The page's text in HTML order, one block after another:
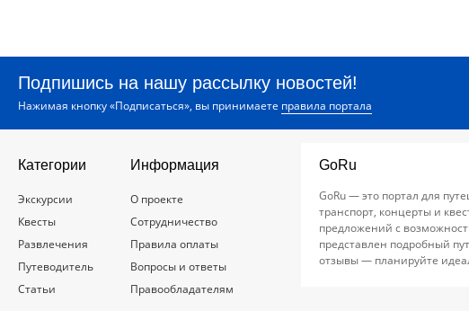
Подпишись на нашу рассылку новостей!
Нажимая кнопку «Подписаться», вы принимаете правила портала
Категории
Экскурсии
Квесты
Развлечения
Путеводитель
Статьи
Информация
О проекте
Сотрудничество
Правила оплаты
Вопросы и ответы
Правообладателям
GoRu
GoRu — это портал для
транспорт, концерты и
предложений с
представлен подробный
отзывы — планируйте